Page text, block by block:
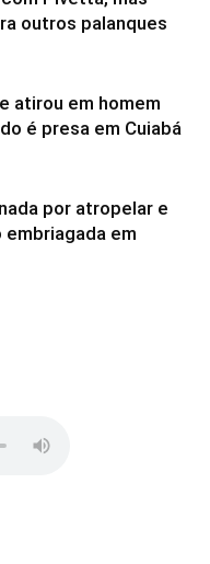
outros palanques
atirou em homem
é presa em Cuiabá
por atropelar e
em